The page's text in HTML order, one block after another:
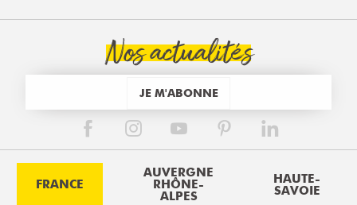
Nos actualités
JE M'ABONNE
FRANCE
AUVERGNE
RHÔNE-
ALPES
HAUTE-
SAVOIE